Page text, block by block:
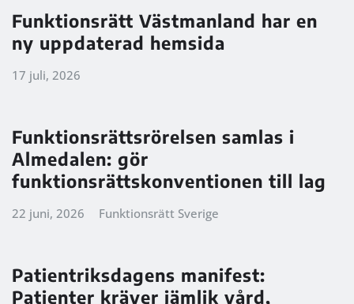
Funktionsrätt Västmanland har en
ny uppdaterad hemsida
17 juli, 2026
Funktionsrättsrörelsen samlas i
Almedalen: gör
funktionsrättskonventionen till lag
22 juni, 2026 Funktionsrätt Sverige
Patientriksdagens manifest:
Patienter kräver jämlik vård,